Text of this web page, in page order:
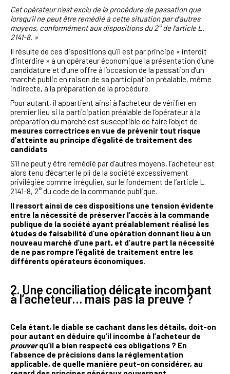
Cet opérateur n'est exclu de la procédure de passation que
lorsqu'il ne peut être remédié à cette situation par d'autres
moyens, conformément aux dispositions du 2° de l'article L.
2141-8. »
Il résulte de ces dispositions qu’il est par principe « interdit
d’interdire » à un opérateur économique la présentation d’une
candidature et d’une offre à l’occasion de la passation d’un
marché public en raison de sa participation préalable, même
indirecte, à la préparation de la procédure.
Pour autant, il appartient ainsi à l’acheteur de vérifier en
premier lieu si la participation préalable de l’opérateur à la
préparation du marché est susceptible de faire l’objet de
mesures correctrices en vue de prévenir tout risque
d’atteinte au principe d’égalité de traitement des
candidats.
S’il ne peut y être remédié par d’autres moyens, l’acheteur est
alors tenu d’écarter le pli de la société excessivement
privilégiée comme irrégulier, sur le fondement de l’article L.
2141-8, 2° du code de la commande publique.
Il ressort ainsi de ces dispositions une tension évidente
entre la nécessité de préserver l’accès à la commande
publique de la société ayant préalablement réalisé les
études de faisabilité d’une opération donnant lieu à un
nouveau marché d’une part, et d’autre part la nécessité
de ne pas rompre l’égalité de traitement entre les
différents opérateurs économiques.
2. Une conciliation délicate incombant
à l’acheteur… mais pas la preuve ?
Cela étant, le diable se cachant dans les détails, doit-on
pour autant en déduire qu’il incombe à l’acheteur de
prouverqu’il a bien respecté ces obligations ? En
l’absence de précisions dans la réglementation
applicable, de quelle manière peut-on considérer, au